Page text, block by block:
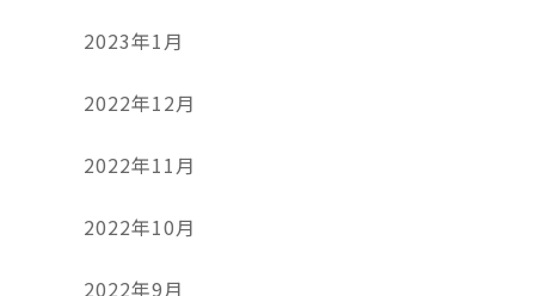
2023年1月
2022年12月
2022年11月
2022年10月
2022年9月